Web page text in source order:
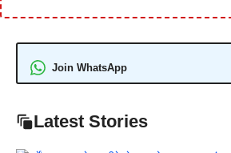
Join WhatsApp
Latest Stories